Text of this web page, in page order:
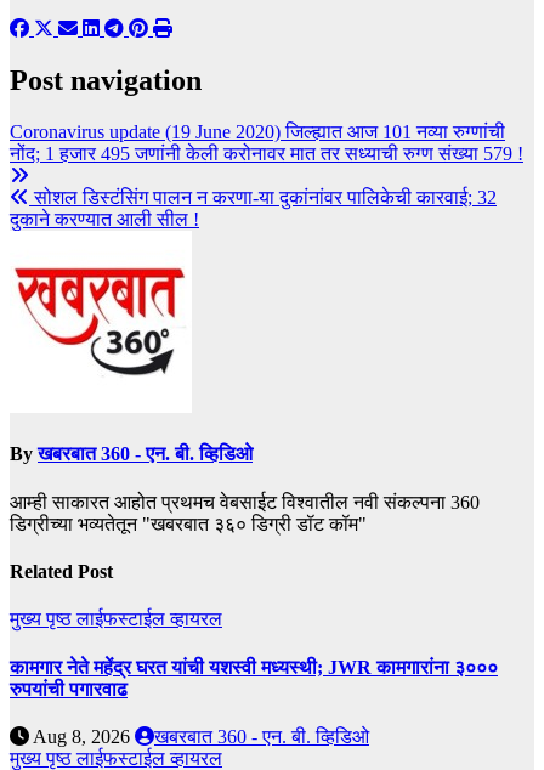
Post navigation
Coronavirus update (19 June 2020) जिल्ह्यात आज 101 नव्या रुग्णांची
नोंद; 1 हजार 495 जणांनी केली करोनावर मात तर सध्याची रुग्ण संख्या 579 !
सोशल डिस्टंसिंग पालन न करणा-या दुकांनांवर पालिकेची कारवाई; 32
दुकाने करण्यात आली सील !
Byखबरबात 360 - एन. बी. व्हिडिओ
आम्ही साकारत आहोत प्रथमच वेबसाईट विश्वातील नवी संकल्पना 360
डिग्रीच्या भव्यतेतून "खबरबात ३६० डिग्री डॉट कॉम"
Related Post
मुख्य पृष्ठलाईफस्टाईलव्हायरल
कामगार नेते महेंद्र घरत यांची यशस्वी मध्यस्थी; JWR कामगारांना ३०००
रुपयांची पगारवाढ
Aug 8, 2026
खबरबात 360 - एन. बी. व्हिडिओ
मुख्य पृष्ठलाईफस्टाईलव्हायरल